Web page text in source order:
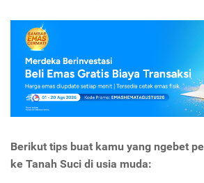
Berikut tips buat kamu yang ngebet
ke Tanah Suci di usia muda: